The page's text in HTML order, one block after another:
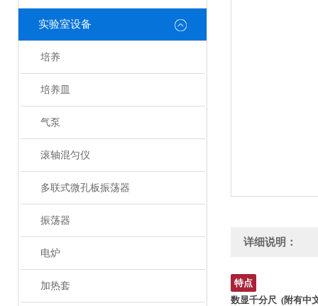
实验室设备
培养
培养皿
气泵
滚轴混匀仪
多联式微孔板振荡器
振荡器
电炉
加热套
详细说明：
特点
数显千分尺 (附有中